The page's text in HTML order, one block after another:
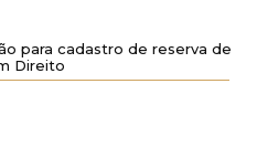
para cadastro de reserva de
Direito